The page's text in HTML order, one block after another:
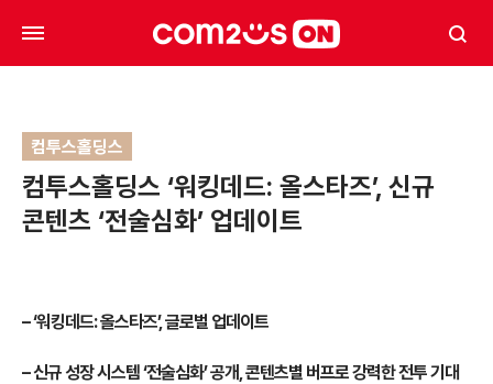
컴투스홀딩스
컴투스홀딩스 ‘워킹데드: 올스타즈’, 신규
콘텐츠 ‘전술심화’ 업데이트
– ‘워킹데드: 올스타즈’, 글로벌 업데이트
– 신규 성장 시스템 ‘전술심화’ 공개, 콘텐츠별 버프로 강력한 전투 기대